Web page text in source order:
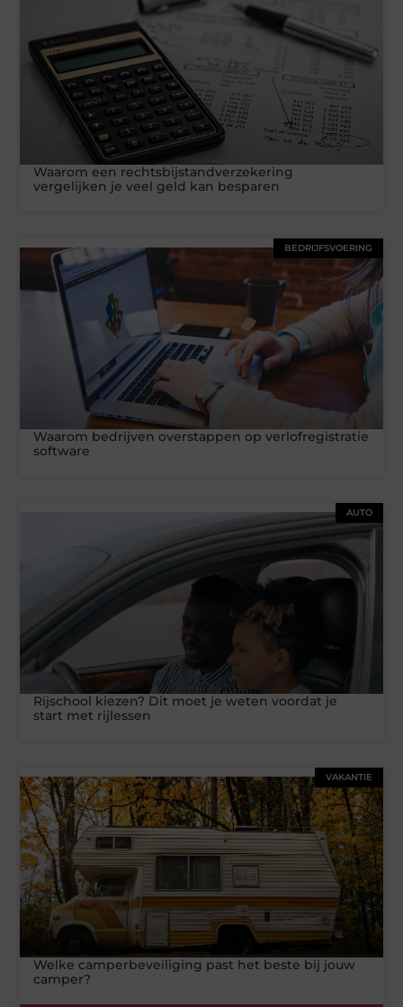
Waarom een rechtsbijstandverzekering
vergelijken je veel geld kan besparen
BEDRIJFSVOERING
Waarom bedrijven overstappen op verlofregistratie
software
AUTO
Rijschool kiezen? Dit moet je weten voordat je
start met rijlessen
VAKANTIE
Welke camperbeveiliging past het beste bij jouw
camper?